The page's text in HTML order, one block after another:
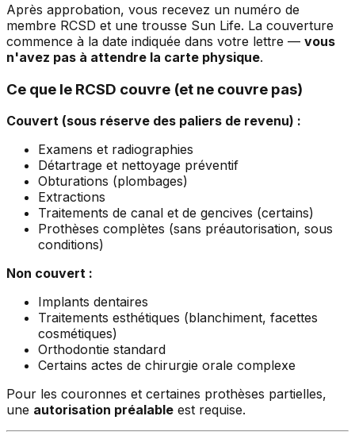
Après approbation, vous recevez un numéro de
membre RCSD et une trousse Sun Life. La couverture
commence à la date indiquée dans votre lettre — vous
n'avez pas à attendre la carte physique.
Ce que le RCSD couvre (et ne couvre pas)
Couvert (sous réserve des paliers de revenu) :
Examens et radiographies
Détartrage et nettoyage préventif
Obturations (plombages)
Extractions
Traitements de canal et de gencives (certains)
Prothèses complètes (sans préautorisation, sous
conditions)
Non couvert :
Implants dentaires
Traitements esthétiques (blanchiment, facettes
cosmétiques)
Orthodontie standard
Certains actes de chirurgie orale complexe
Pour les couronnes et certaines prothèses partielles,
une autorisation préalable est requise.